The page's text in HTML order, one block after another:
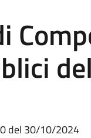
del 30/10/2024